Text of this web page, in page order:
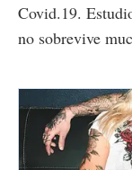
Covid.19.
no sobrevive